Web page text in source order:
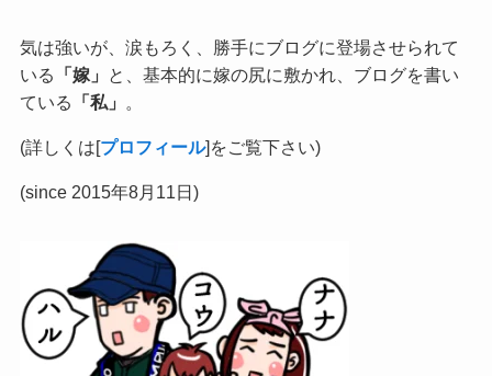
気は強いが、涙もろく、勝手にブログに登場させられて
いる
「嫁」
と、基本的に嫁の尻に敷かれ、ブログを書い
ている
「私」 。
(詳しくは[プロフィール]をご覧下さい)
(since 2015年8月11日)